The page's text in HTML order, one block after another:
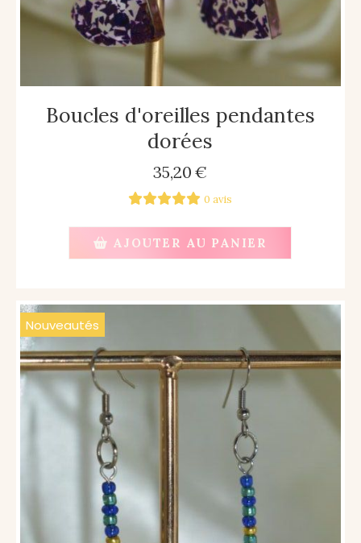
Boucles d'oreilles pendantes
dorées
35,20 €
0 avis
AJOUTER AU PANIER
Nouveautés